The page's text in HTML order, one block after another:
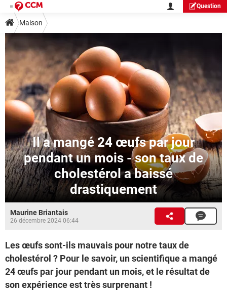
Question
Maison
Il a mangé 24 œufs par jour
pendant un mois - son taux de
cholestérol a baissé
drastiquement
Maurine Briantais
26 décembre 2024 06:44
Les œufs sont-ils mauvais pour notre taux de
cholestérol ? Pour le savoir, un scientifique a mangé
24 œufs par jour pendant un mois, et le résultat de
son expérience est très surprenant !